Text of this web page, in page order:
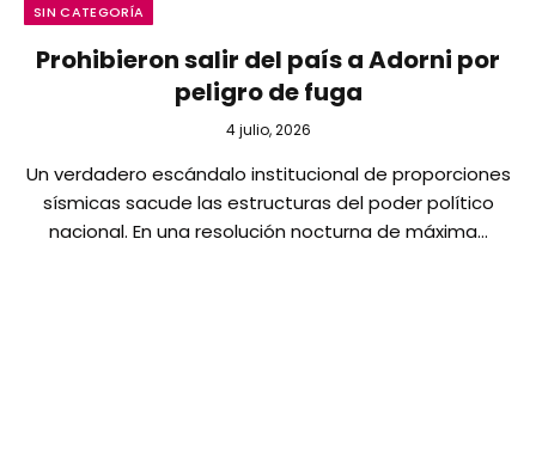
SIN CATEGORÍA
Prohibieron salir del país a Adorni por
peligro de fuga
4 julio, 2026
Un verdadero escándalo institucional de proporciones
sísmicas sacude las estructuras del poder político
nacional. En una resolución nocturna de máxima…